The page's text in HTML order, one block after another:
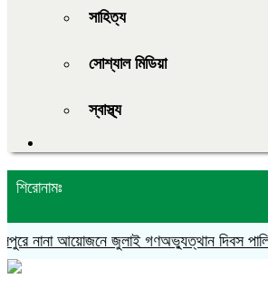
সাহিত্য
সোশ্যাল মিডিয়া
স্বাস্থ্য
শিরোনামঃ
নানা আয়োজনে জুলাই গণঅভ্যুত্থান দিবস পালিত